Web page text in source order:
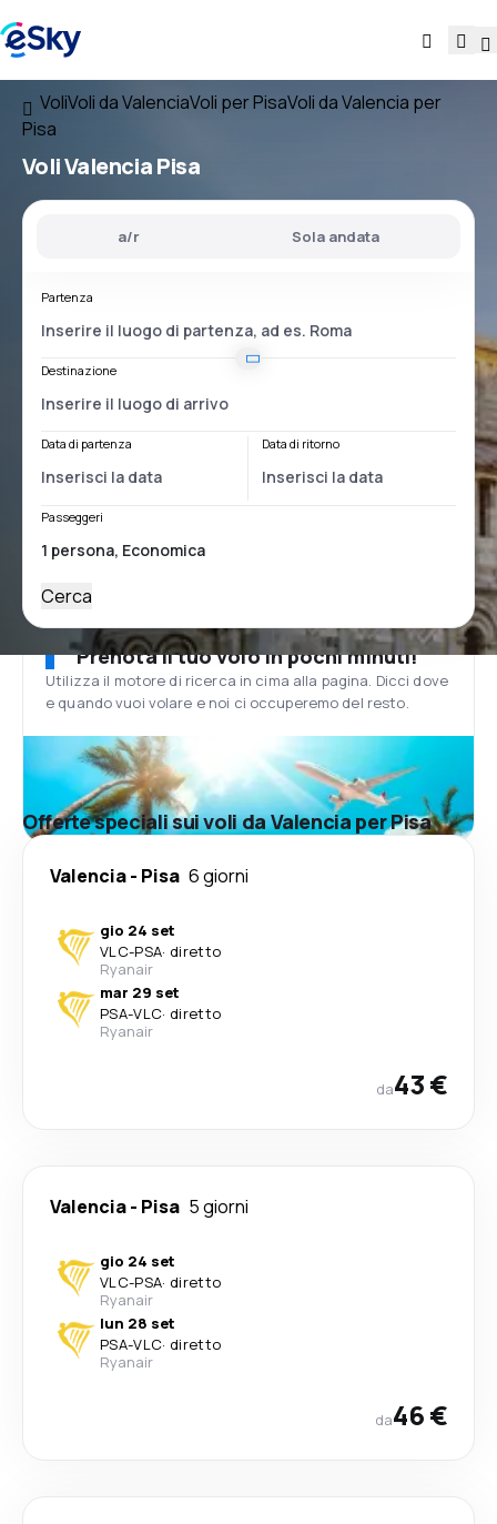
VoliVoli da ValenciaVoli per PisaVoli da Valencia per
Pisa
VoliValencia Pisa
a/r Sola andata
Partenza
Destinazione
Data di partenza Data di ritorno
Passeggeri
Cerca
Prenota il tuo volo in pochi minuti!
Utilizza il motore di ricerca in cima alla pagina. Dicci dove
e quando vuoi volare e noi ci occuperemo del resto.
Offerte speciali sui voli da Valencia per Pisa
Valencia- Pisa 6 giorni
gio 24 set
VLC-PSA· diretto
Ryanair
mar 29 set
PSA-VLC· diretto
Ryanair
da43 €
Valencia- Pisa 5 giorni
gio 24 set
VLC-PSA· diretto
Ryanair
lun 28 set
PSA-VLC· diretto
Ryanair
da46 €